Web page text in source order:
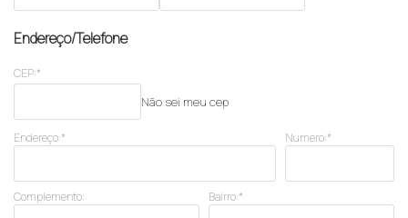
Endereço/Telefone
CEP:*
Não sei meu cep
Endereço:* Numero:*
Complemento: Bairro:*